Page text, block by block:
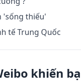
'sống thiếu'
tế Trung Quốc
khiến